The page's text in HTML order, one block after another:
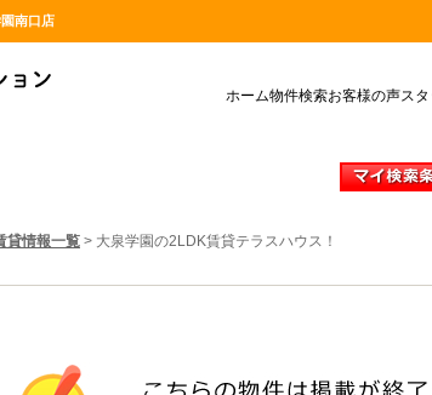
南口店
ホーム物件検索お客様の声スタ
貸情報一覧 > 大泉学園の2LDK賃貸テラスハウス！